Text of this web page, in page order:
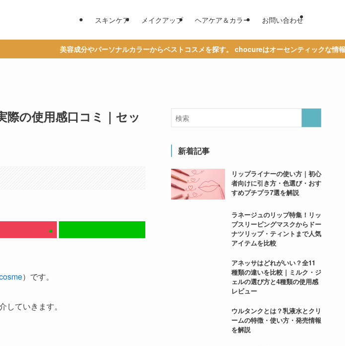
スキンケア メイクアップ ヘアケア＆カラー お問い合わせ
美容成分やパーソナルカラーからベストコスメを探す。 chocureはオーセンティックな情報の発信を通じて
の使用感口コミ｜セッ
）です。
していきます。
新着記事
リップライナーの使い方｜初心
者向けに引き方・色選び・おす
すめプチプラ7選を解説
ラネージュのリップ特集！リッ
プスリーピングマスクからドー
ナツリップ・ティントまで人気
アイテムを比較
アネッサはどれがいい？全11
種類の違いを比較｜ミルク・ジ
ェルの選び方と4種類の使用感
レビュー
ウルタンクとは？乳液水とクリ
ームの特徴・使い方・発売情報
を解説